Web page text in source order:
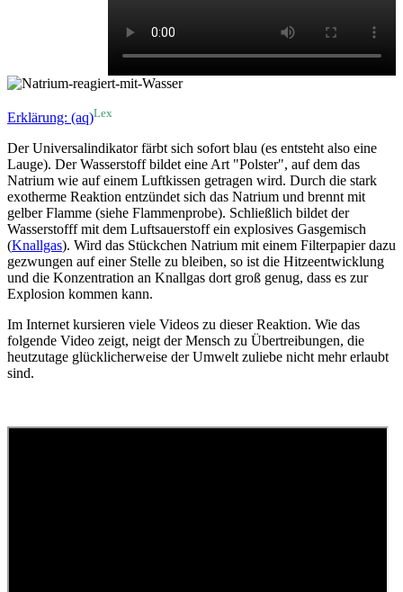
Erklärung: (aq)Lex
Der Universalindikator färbt sich sofort blau (es entsteht also eine
Lauge). Der Wasserstoff bildet eine Art "Polster", auf dem das
Natrium wie auf einem Luftkissen getragen wird. Durch die stark
exotherme Reaktion entzündet sich das Natrium und brennt mit
gelber Flamme (siehe Flammenprobe). Schließlich bildet der
Wasserstofff mit dem Luftsauerstoff ein explosives Gasgemisch
(Knallgas). Wird das Stückchen Natrium mit einem Filterpapier dazu
gezwungen auf einer Stelle zu bleiben, so ist die Hitzeentwicklung
und die Konzentration an Knallgas dort groß genug, dass es zur
Explosion kommen kann.
Im Internet kursieren viele Videos zu dieser Reaktion. Wie das
folgende Video zeigt, neigt der Mensch zu Übertreibungen, die
heutzutage glücklicherweise der Umwelt zuliebe nicht mehr erlaubt
sind.